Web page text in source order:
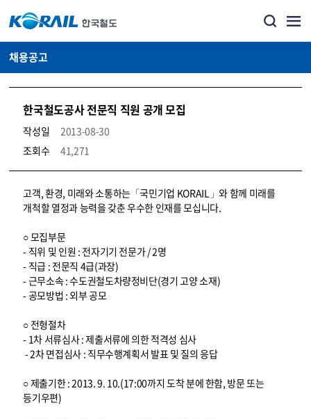
채용공고
한국철도공사 전문직 직원 공개 모집
작성일
2013-08-30
조회수
41,271
코레일소개_경영공시_채용공고 상세보기 – 내용, 파일, 담당자 연락처로 구성
고객, 환경, 미래와 소통하는「국민기업 KORAIL」와 함께 미래를
개척할 열정과 능력을 갖춘 우수한 인재를 모십니다.
○ 모집부문
- 직위 및 인원 : 전자기기 전문가 / 2명
- 직급 : 전문직 4급(과장)
- 근무소속 : 수도권철도차량정비단(경기 고양 소재)
- 공모방법 : 외부 공모
○ 전형절차
- 1차 서류심사 : 제출서류에 의한 적격성 심사
- 2차 면접심사 : 직무수행계획서 발표 및 질의 응답
○ 제출기한 : 2013. 9. 10.(17:00까지 도착 분에 한함, 방문 또는
등기우편)